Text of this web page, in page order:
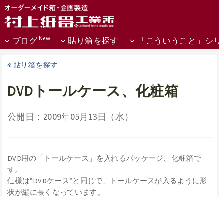
貼り箱を探す 「こういうこと」シ
ブログ
貼り箱を探す
DVDトールケース、化粧箱
公開日：2009年05月13日（水）
DVD用の「トールケース」を入れるパッケージ、化粧箱で
す。
仕様は”DVDケース”と同じで、トールケースが入るように形
状が縦に長くなっています。